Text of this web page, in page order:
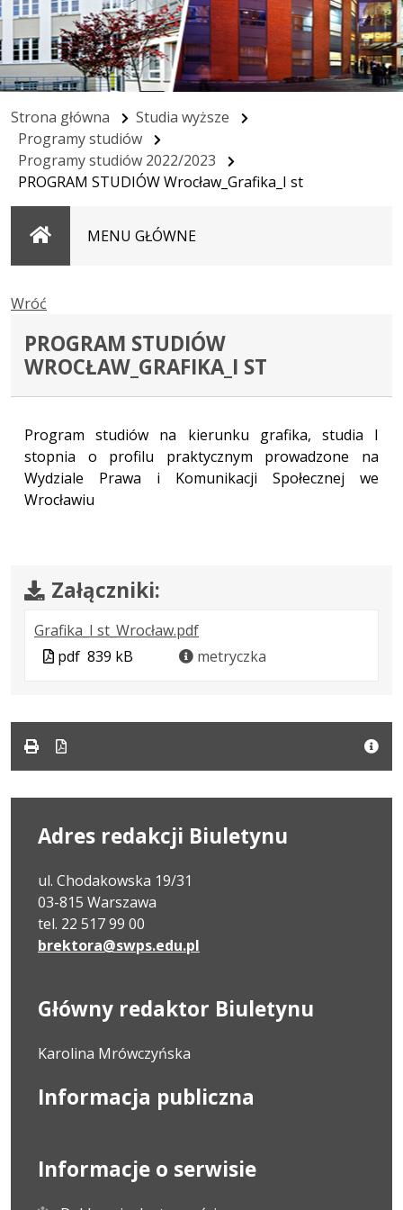
Strona główna
Studia wyższe
Programy studiów
Programy studiów 2022/2023
PROGRAM STUDIÓW Wrocław_Grafika_I st
StronaMENU GŁÓWNE
Wróć
PROGRAM STUDIÓW
WROCŁAW_GRAFIKA_I ST
Program studiów na kierunku grafika, studia I
stopnia o profilu praktycznym prowadzone na
Wydziale Prawa i Komunikacji Społecznej we
Wrocławiu
Załączniki:
Grafika_I st_Wrocław.pdf.
Plik
.
Rozmiar
.
Otwiera
Plik
pdf 839 kB metryczka
Adres redakcji Biuletynu
ul. Chodakowska 19/31
03-815 Warszawa
tel. 22 517 99 00
brektora@swps.edu.pl
Główny redaktor Biuletynu
Karolina Mrówczyńska
Informacja publiczna
Informacje o serwisie